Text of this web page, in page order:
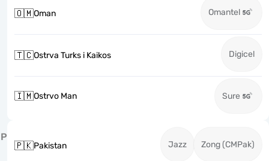
🇴🇲Oman Omantel
🇹🇨Ostrva Turks i Kaikos Digicel
🇮🇲Ostrvo Man Sure
P
🇵🇰Pakistan Jazz Zong (CMPak)